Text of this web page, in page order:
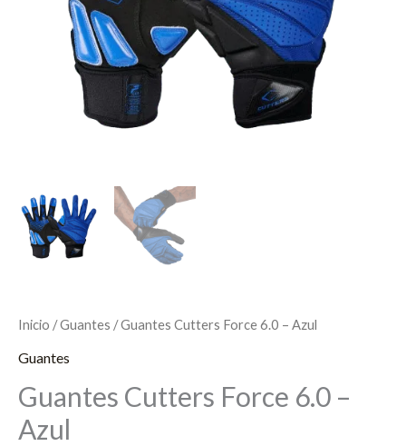
Inicio /Guantes / Guantes Cutters Force 6.0 – Azul
Guantes
Guantes Cutters Force 6.0 –
Azul